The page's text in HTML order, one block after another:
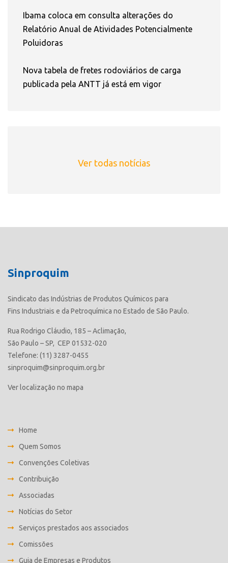
Ibama coloca em consulta alterações do
Relatório Anual de Atividades Potencialmente
Poluidoras
Nova tabela de fretes rodoviários de carga
publicada pela ANTT já está em vigor
Ver todas notícias
Sinproquim
Sindicato das Indústrias de Produtos Químicos para
Fins Industriais e da Petroquímica no Estado de São Paulo.
Rua Rodrigo Cláudio, 185 – Aclimação,
São Paulo – SP, CEP 01532-020
Telefone: (11) 3287-0455
sinproquim@sinproquim.org.br
Ver localização no mapa
Home
Quem Somos
Convenções Coletivas
Contribuição
Associadas
Notícias do Setor
Serviços prestados aos associados
Comissões
Guia de Empresas e Produtos